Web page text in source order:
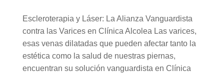
Escleroterapia y Láser: La Alianza Vanguardista
contra las Varices en Clínica Alcolea Las varices,
esas venas dilatadas que pueden afectar tanto la
estética como la salud de nuestras piernas,
encuentran su solución vanguardista en Clínica